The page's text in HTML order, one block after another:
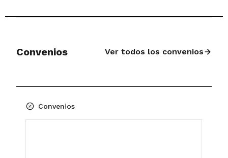
Convenios Ver todos los convenios
Convenios